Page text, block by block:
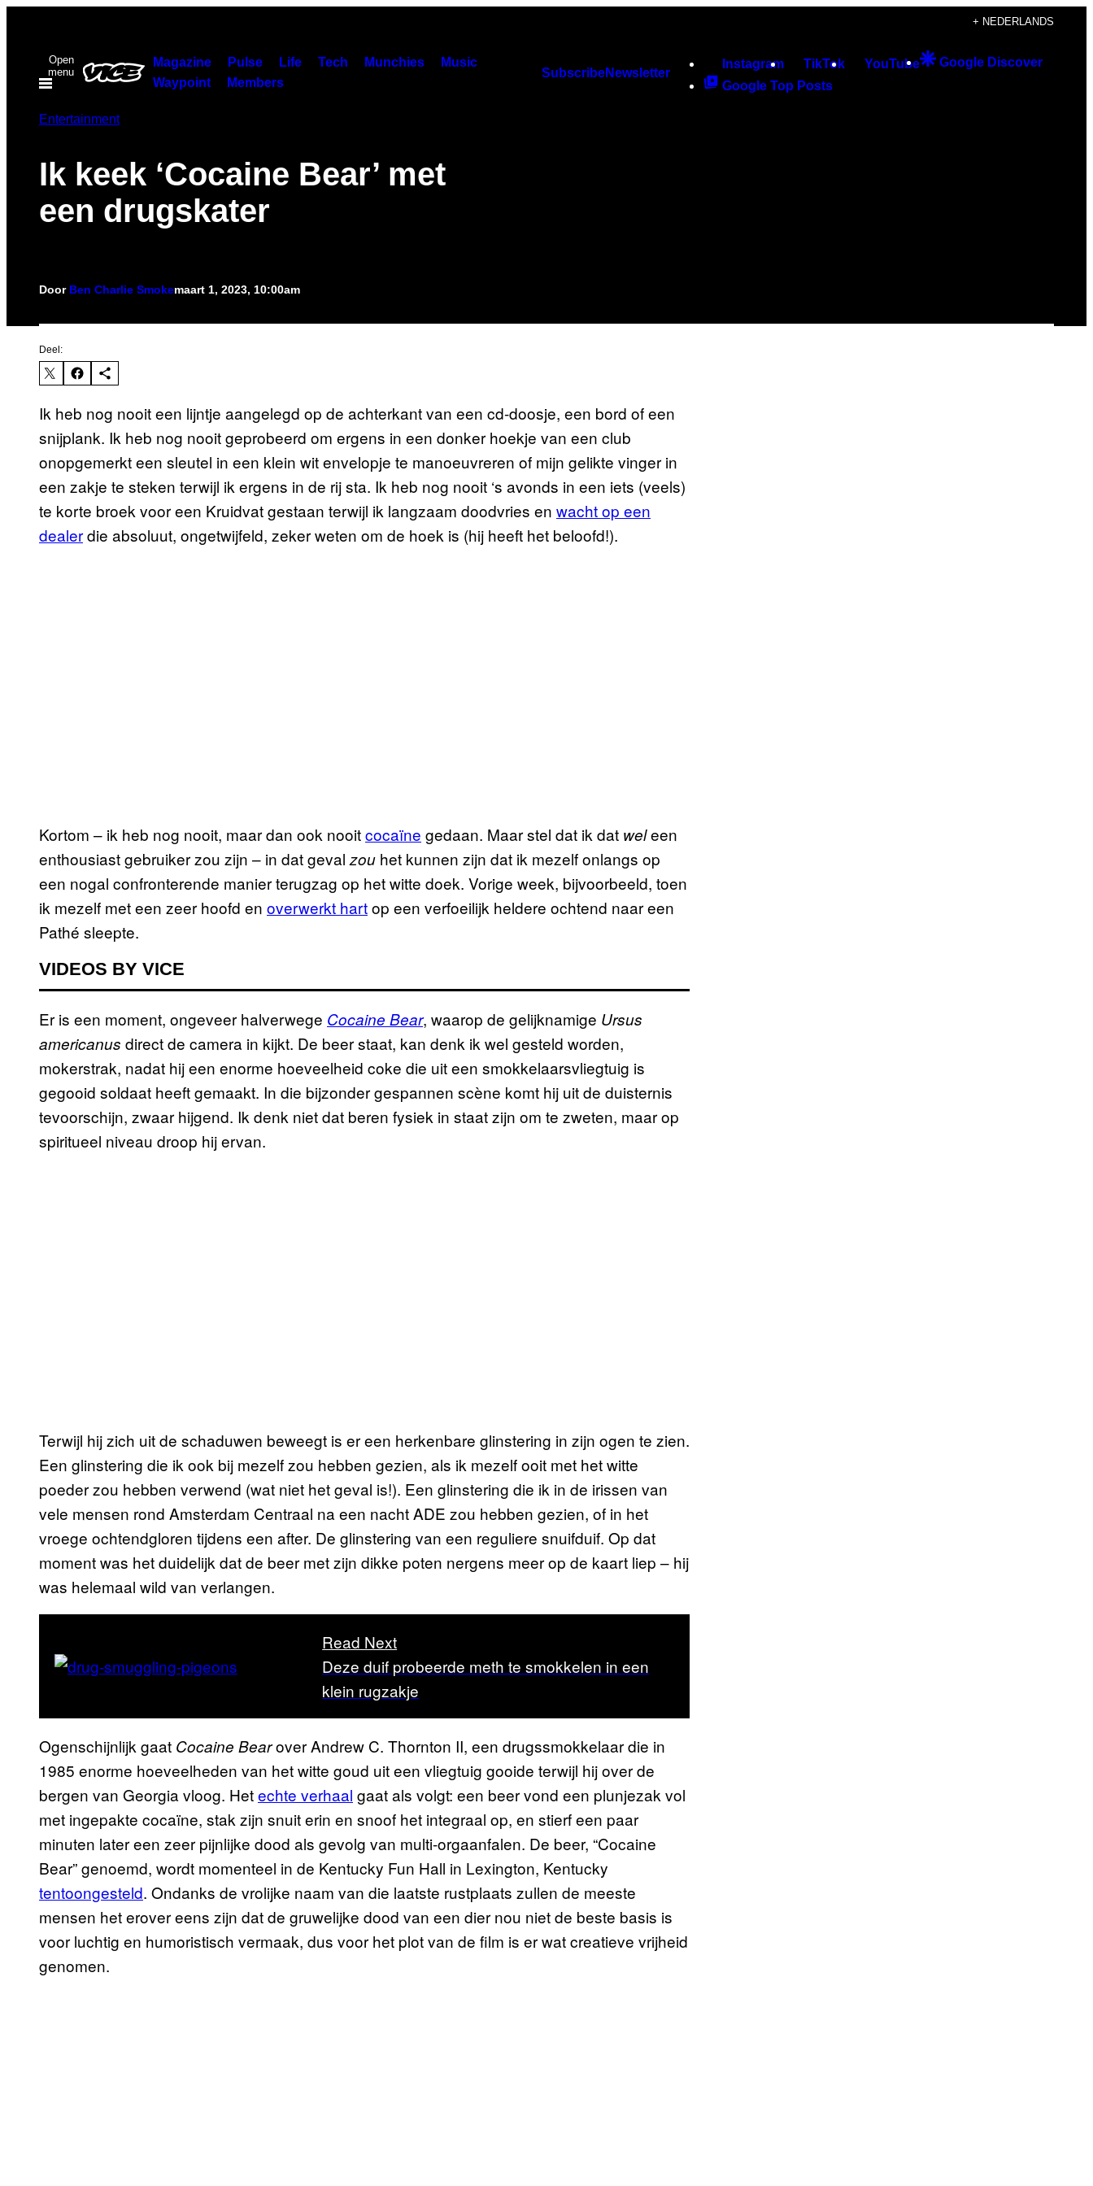
inhoud
+ NEDERLANDS
Open
menu
Magazine Pulse Life Tech Munchies
Music
Waypoint
Members
SubscribeNewsletter
Instagram TikTok YouTube
Google Discover
Google Top Posts
Entertainment
Ik keek ‘Cocaine Bear’ met
een drugskater
Door Ben Charlie Smokemaart 1, 2023, 10:00am
Deel:
Ik heb nog nooit een lijntje aangelegd op de achterkant van een cd-doosje, een bord of een
snijplank. Ik heb nog nooit geprobeerd om ergens in een donker hoekje van een club
onopgemerkt een sleutel in een klein wit envelopje te manoeuvreren of mijn gelikte vinger in
een zakje te steken terwijl ik ergens in de rij sta. Ik heb nog nooit ‘s avonds in een iets (veels)
te korte broek voor een Kruidvat gestaan terwijl ik langzaam doodvries en wacht op een
dealerdie absoluut, ongetwijfeld, zeker weten om de hoek is (hij heeft het beloofd!).
Kortom – ik heb nog nooit, maar dan ook nooitcocaïne gedaan. Maar stel dat ik dat weleen
enthousiast gebruiker zou zijn – in dat geval zou het kunnen zijn dat ik mezelf onlangs op
een nogal confronterende manier terugzag op het witte doek. Vorige week, bijvoorbeeld, toen
ik mezelf met een zeer hoofd en overwerkt hartop een verfoeilijk heldere ochtend naar een
Pathé sleepte.
VIDEOS BY VICE
Er is een moment, ongeveer halverwege Cocaine Bear, waarop de gelijknamige Ursus
americanus direct de camera in kijkt. De beer staat, kan denk ik wel gesteld worden,
mokerstrak, nadat hij een enorme hoeveelheid coke die uit een smokkelaarsvliegtuig is
gegooid soldaat heeft gemaakt. In die bijzonder gespannen scène komt hij uit de duisternis
tevoorschijn, zwaar hijgend. Ik denk niet dat beren fysiek in staat zijn om te zweten, maar op
spiritueel niveau droop hij ervan.
Terwijl hij zich uit de schaduwen beweegt is er een herkenbare glinstering in zijn ogen te zien.
Een glinstering die ik ook bij mezelf zou hebben gezien, als ik mezelf ooit met het witte
poeder zou hebben verwend (wat niet het geval is!). Een glinstering die ik in de irissen van
vele mensen rond Amsterdam Centraal na een nacht ADE zou hebben gezien, of in het
vroege ochtendgloren tijdens een after. De glinstering van een reguliere snuifduif. Op dat
moment was het duidelijk dat de beer met zijn dikke poten nergens meer op de kaart liep – hij
was helemaal wild van verlangen.
Read Next
Deze duif probeerde meth te smokkelen in een
klein rugzakje
Ogenschijnlijk gaat Cocaine Bearover Andrew C. Thornton II, een drugssmokkelaar die in
1985 enorme hoeveelheden van het witte goud uit een vliegtuig gooide terwijl hij over de
bergen van Georgia vloog. Hetechte verhaal gaat als volgt: een beer vond een plunjezak vol
met ingepakte cocaïne, stak zijn snuit erin en snoof het integraal op, en stierf een paar
minuten later een zeer pijnlijke dood als gevolg van multi-orgaanfalen. De beer, “Cocaine
Bear” genoemd, wordt momenteel in de Kentucky Fun Hall in Lexington, Kentucky
tentoongesteld. Ondanks de vrolijke naam van die laatste rustplaats zullen de meeste
mensen het erover eens zijn dat de gruwelijke dood van een dier nou niet de beste basis is
voor luchtig en humoristisch vermaak, dus voor het plot van de film is er wat creatieve vrijheid
genomen.